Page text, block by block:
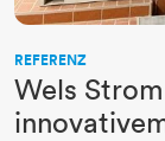
REFERENZ
Wels